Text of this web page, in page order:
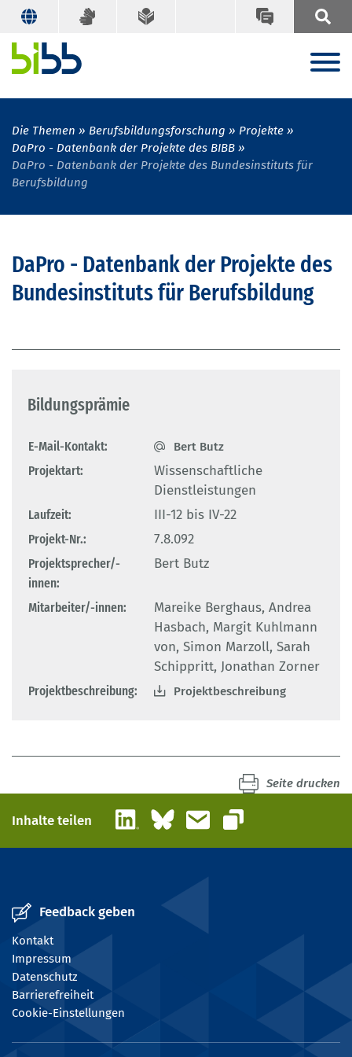
Die Themen Berufsbildungsforschung
Projekte
DaPro - Datenbank der Projekte des BIBB
DaPro - Datenbank der Projekte des Bundesinstituts für
Berufsbildung
DaPro - Datenbank der Projekte des
Bundesinstituts für Berufsbildung
Bildungsprämie
E-Mail-Kontakt: Bert Butz
Projektart:
Wissenschaftliche
Dienstleistungen
Laufzeit:
III-12 bis IV-22
Projekt-Nr.:
7.8.092
Projektsprecher/-
innen:
Bert Butz
Mitarbeiter/-innen:
Mareike Berghaus, Andrea
Hasbach, Margit Kuhlmann
von, Simon Marzoll, Sarah
Schippritt, Jonathan Zorner
Projektbeschreibung:
Projektbeschreibung
Seite drucken
Inhalte teilen LinkedInBlueskyE-Mail
Link kopieren
Feedback geben
Kontakt
Impressum
Datenschutz
Barrierefreiheit
Cookie-Einstellungen